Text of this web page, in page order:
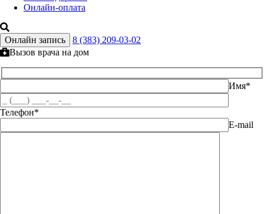
Онлайн-оплата
Онлайн запись
8 (383) 209-03-02
Вызов врача на дом
Имя*
Телефон*
E-mail